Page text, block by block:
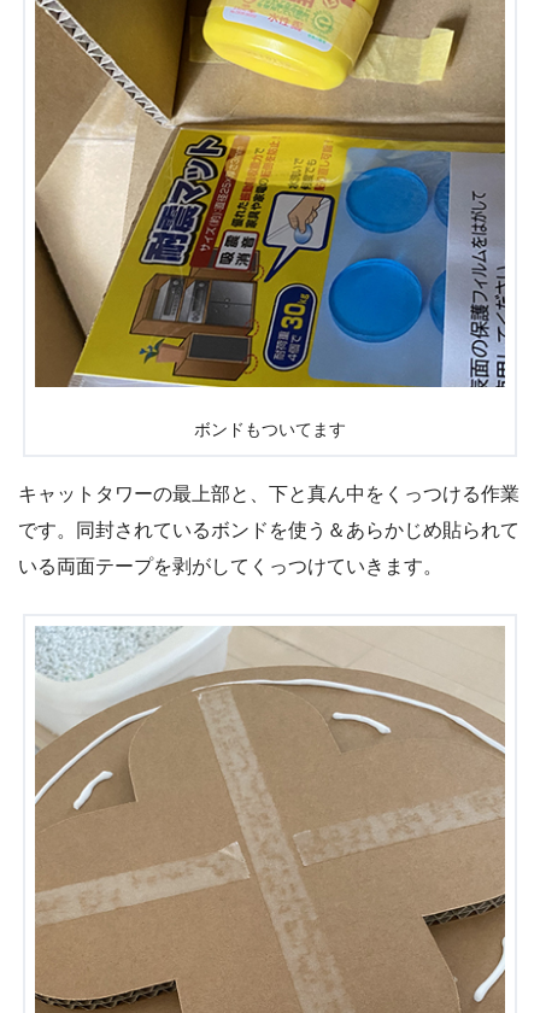
ボンドもついてます
キャットタワーの最上部と、下と真ん中をくっつける作業
です。同封されているボンドを使う＆あらかじめ貼られて
いる両面テープを剥がしてくっつけていきます。